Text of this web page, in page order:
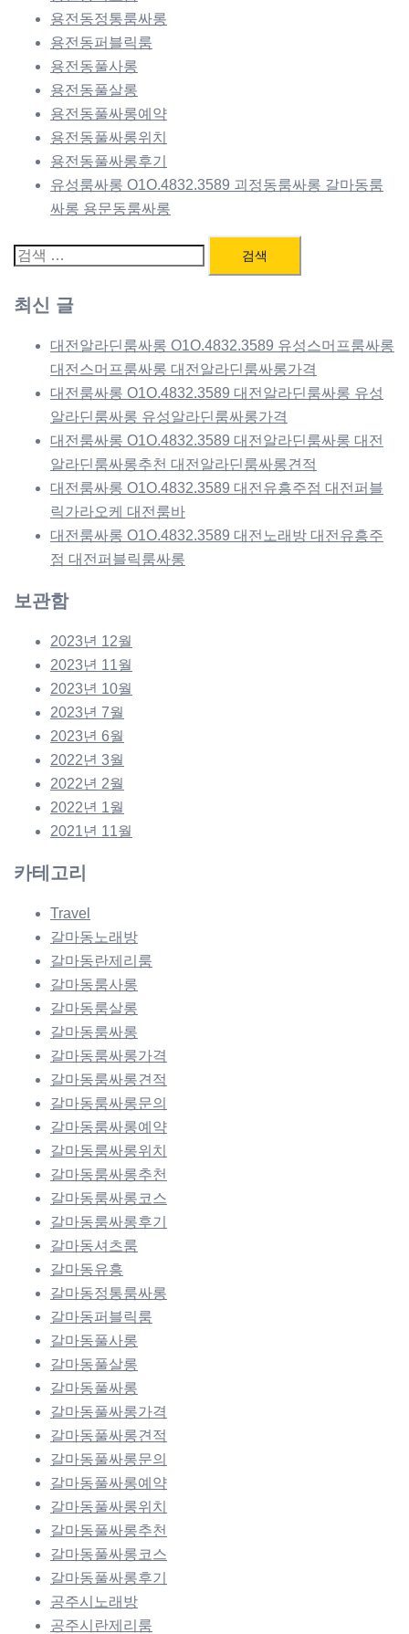
용전동정통룸싸롱
용전동퍼블릭룸
용전동풀사롱
용전동풀살롱
용전동풀싸롱예약
용전동풀싸롱위치
용전동풀싸롱후기
유성룸싸롱 O1O.4832.3589 괴정동룸싸롱 갈마동룸
싸롱 용문동룸싸롱
검
최신 글
대전알라딘룸싸롱 O1O.4832.3589 유성스머프룸싸롱
대전스머프룸싸롱 대전알라딘룸싸롱가격
대전룸싸롱 O1O.4832.3589 대전알라딘룸싸롱 유성
알라딘룸싸롱 유성알라딘룸싸롱가격
대전룸싸롱 O1O.4832.3589 대전알라딘룸싸롱 대전
알라딘룸싸롱추천 대전알라딘룸싸롱견적
대전룸싸롱 O1O.4832.3589 대전유흥주점 대전퍼블
릭가라오케 대전룸바
대전룸싸롱 O1O.4832.3589 대전노래방 대전유흥주
점 대전퍼블릭룸싸롱
보관함
2023년 12월
2023년 11월
2023년 10월
2023년 7월
2023년 6월
2022년 3월
2022년 2월
2022년 1월
2021년 11월
카테고리
Travel
갈마동노래방
갈마동란제리룸
갈마동룸사롱
갈마동룸살롱
갈마동룸싸롱
갈마동룸싸롱가격
갈마동룸싸롱견적
갈마동룸싸롱문의
갈마동룸싸롱예약
갈마동룸싸롱위치
갈마동룸싸롱추천
갈마동룸싸롱코스
갈마동룸싸롱후기
갈마동셔츠룸
갈마동유흥
갈마동정통룸싸롱
갈마동퍼블릭룸
갈마동풀사롱
갈마동풀살롱
갈마동풀싸롱
갈마동풀싸롱가격
갈마동풀싸롱견적
갈마동풀싸롱문의
갈마동풀싸롱예약
갈마동풀싸롱위치
갈마동풀싸롱추천
갈마동풀싸롱코스
갈마동풀싸롱후기
공주시노래방
공주시란제리룸